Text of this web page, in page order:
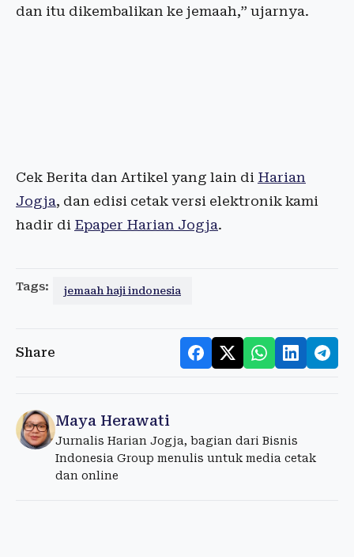
dan itu dikembalikan ke jemaah,” ujarnya.
Cek Berita dan Artikel yang lain di Harian
Jogja, dan edisi cetak versi elektronik kami
hadir di Epaper Harian Jogja.
Tags: jemaah haji indonesia
Share
Maya Herawati
Jurnalis Harian Jogja, bagian dari Bisnis
Indonesia Group menulis untuk media cetak
dan online